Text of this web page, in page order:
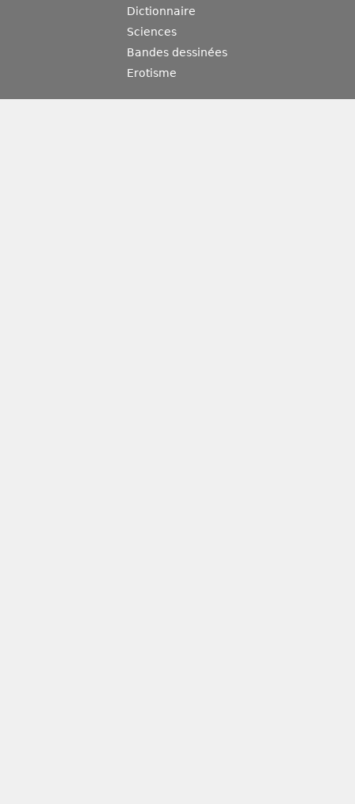
Dictionnaire
Sciences
Bandes dessinées
Erotisme